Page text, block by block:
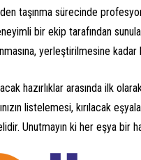
taşınma sürecinde
bir ekip tarafından
yerleştirilmesine kadar
hazırlıklar arasında ilk
listelemesi, kırılacak
Unutmayın ki her eşya bir